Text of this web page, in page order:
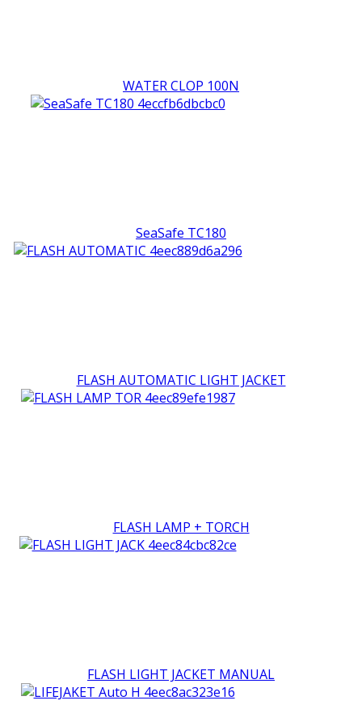
WATER CLOP 100N
SeaSafe TC180
FLASH AUTOMATIC LIGHT JACKET
FLASH LAMP + TORCH
FLASH LIGHT JACKET MANUAL